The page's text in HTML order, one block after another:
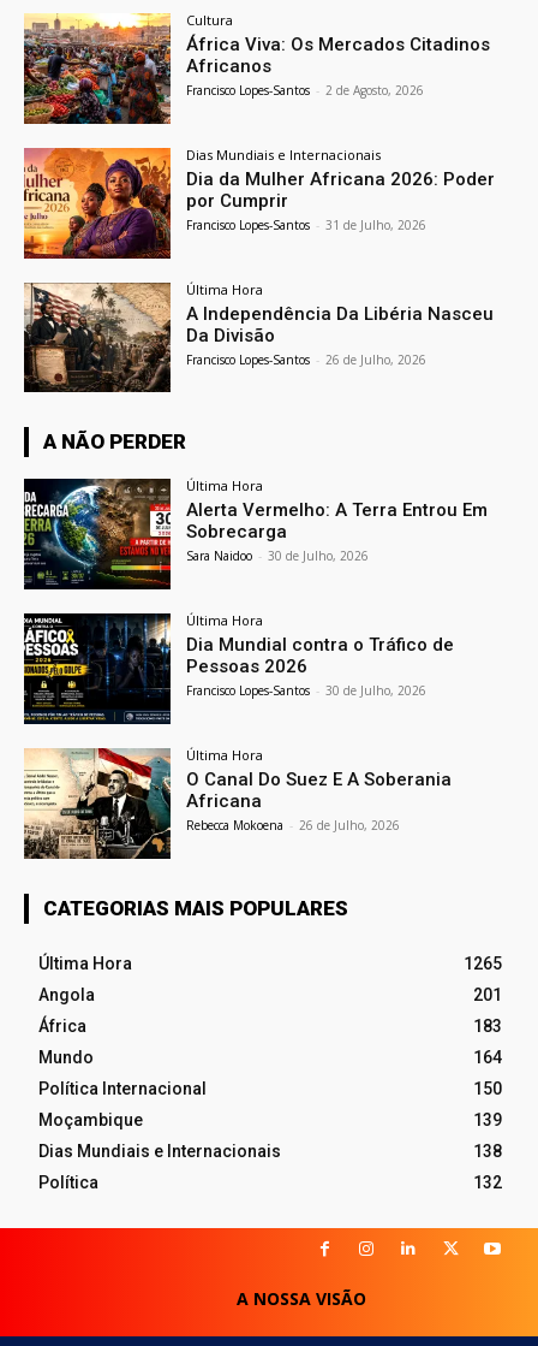
Cultura
África Viva: Os Mercados Citadinos
Africanos
Francisco Lopes-Santos - 2 de Agosto, 2026
Dias Mundiais e Internacionais
Dia da Mulher Africana 2026: Poder
por Cumprir
Francisco Lopes-Santos - 31 de Julho, 2026
Última Hora
A Independência Da Libéria Nasceu
Da Divisão
Francisco Lopes-Santos - 26 de Julho, 2026
A NÃO PERDER
Última Hora
Alerta Vermelho: A Terra Entrou Em
Sobrecarga
Sara Naidoo - 30 de Julho, 2026
Última Hora
Dia Mundial contra o Tráfico de
Pessoas 2026
Francisco Lopes-Santos - 30 de Julho, 2026
Última Hora
O Canal Do Suez E A Soberania
Africana
Rebecca Mokoena - 26 de Julho, 2026
CATEGORIAS MAIS POPULARES
Última Hora
1265
Angola
201
África
183
Mundo
164
Política Internacional
150
Moçambique
139
Dias Mundiais e Internacionais
138
Política
132
A NOSSA VISÃO